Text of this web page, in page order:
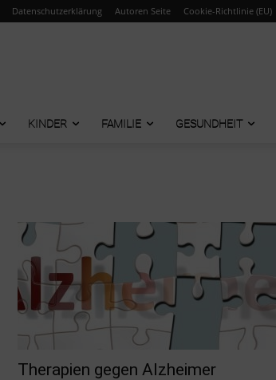
Datenschutzerklärung Autoren Seite Cookie-Richtlinie (EU)
KINDER FAMILIE GESUNDHEIT
Therapien gegen Alzheimer